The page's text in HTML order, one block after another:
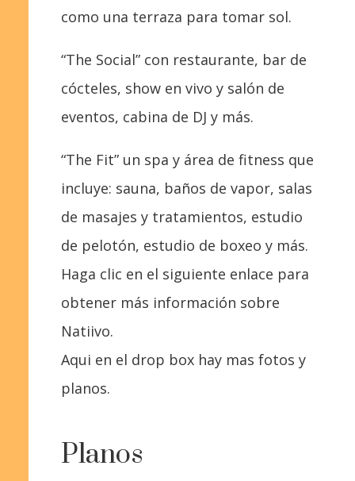
como una terraza para tomar sol.
“The Social” con restaurante, bar de
cócteles, show en vivo y salón de
eventos, cabina de DJ y más.
“The Fit” un spa y área de fitness que
incluye: sauna, baños de vapor, salas
de masajes y tratamientos, estudio
de pelotón, estudio de boxeo y más.
Haga clic en el siguiente enlace para
obtener más información sobre
Natiivo.
Aqui en el drop box hay mas fotos y
planos.
Planos